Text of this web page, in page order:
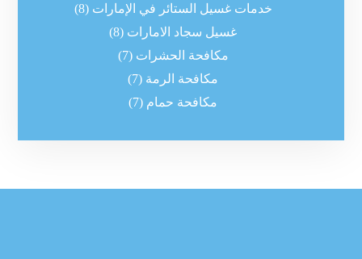
خدمات غسيل الستائر في الإمارات (8)
غسيل سجاد الامارات (8)
مكافحة الحشرات (7)
مكافحة الرمة (7)
مكافحة حمام (7)